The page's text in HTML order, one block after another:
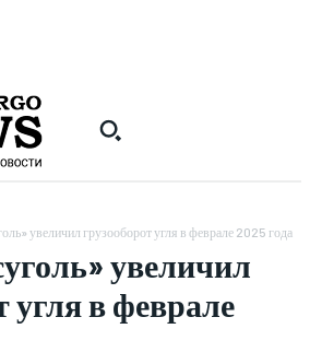
увеличил грузооборот угля в феврале 2025 года
увеличил
угля в феврале